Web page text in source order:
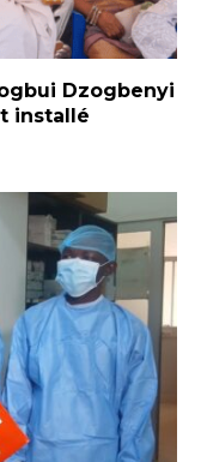
Dzogbenyi
installé